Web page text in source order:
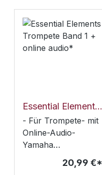
Essential Elements Trompete Band 1 + online audio*
- Für Trompete- mit
Online-Audio-
Yamaha
Bläserklasse Serie-
zum frühzeitigen
20,99 €*